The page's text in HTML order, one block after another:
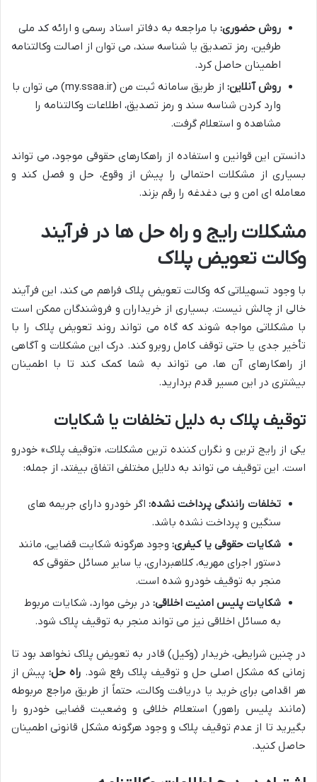
روش حضوری: با مراجعه به دفاتر اسناد رسمی و ارائه کد ملی
طرفین، رمز تصدیق یا شناسه سند، می توان از اصالت وکالتنامه
اطمینان حاصل کرد.
روش آنلاین:
از طریق سامانه ثبت من (my.ssaa.ir) می توان با
وارد کردن شناسه سند و رمز تصدیق، اطلاعات وکالتنامه را
مشاهده و استعلام گرفت.
دانستن این قوانین و استفاده از راهکارهای حقوقی موجود، می تواند
بسیاری از مشکلات احتمالی را پیش از وقوع، حل و فصل کند و
معامله ای امن و بی دغدغه را رقم بزند.
مشکلات رایج و راه حل ها در فرآیند
وکالت تعویض پلاک
با وجود تسهیلاتی که وکالت تعویض پلاک فراهم می کند، این فرآیند
خالی از چالش نیست. بسیاری از خریداران و فروشندگان ممکن است
با مشکلاتی مواجه شوند که گاه می تواند روند تعویض پلاک را با
تأخیر جدی یا حتی توقف کامل روبرو کند. درک این مشکلات و آگاهی
از راهکارهای آن ها، می تواند به شما کمک کند تا با اطمینان
بیشتری در این مسیر قدم بردارید.
توقیف پلاک به دلیل تخلفات یا شکایات
یکی از رایج ترین و نگران کننده ترین مشکلات، «توقیف پلاک» خودرو
است. این توقیف می تواند به دلایل مختلفی اتفاق بیفتد، از جمله:
تخلفات رانندگی پرداخت نشده: اگر خودرو دارای جریمه های
سنگین و پرداخت نشده باشد.
شکایات حقوقی یا کیفری: وجود هرگونه شکایت قضایی، مانند
دستور اجرای مهریه، کلاهبرداری، یا سایر مسائل حقوقی که
منجر به توقیف خودرو شده است.
شکایات پلیس امنیت اخلاقی: در برخی موارد، شکایات مربوط
به مسائل اخلاقی نیز می تواند منجر به توقیف پلاک شود.
در چنین شرایطی، خریدار (وکیل) قادر به تعویض پلاک نخواهد بود تا
زمانی که مشکل اصلی حل و توقیف پلاک رفع شود. راه حل: پیش از
هر اقدامی برای خرید یا دریافت وکالت، حتماً از طریق مراجع مربوطه
(مانند پلیس راهور) استعلام خلافی و وضعیت قضایی خودرو را
بگیرید تا از عدم توقیف پلاک و وجود هرگونه مشکل قانونی اطمینان
حاصل کنید.